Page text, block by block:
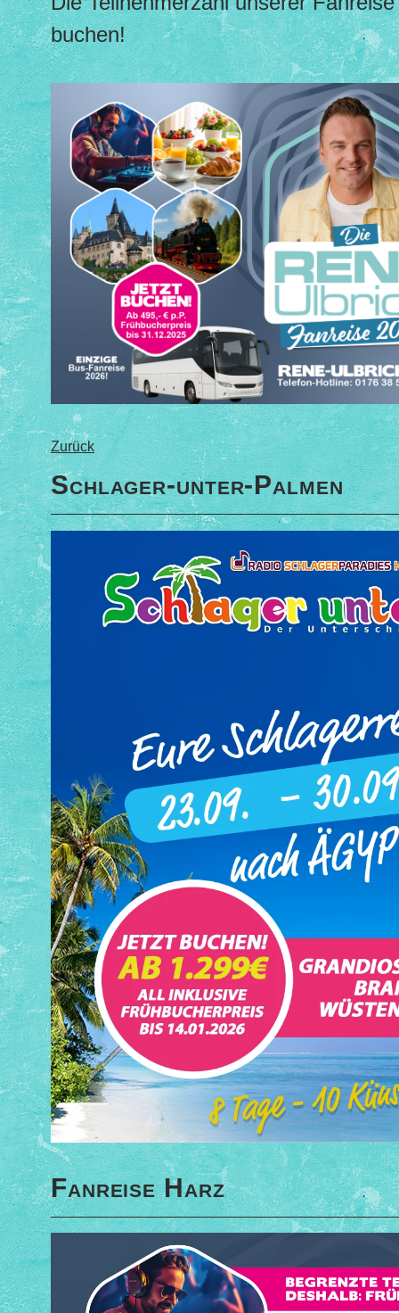
buchen!
Zurück
Schlager-unter-Palmen
Fanreise Harz